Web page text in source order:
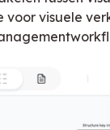
voor visuele